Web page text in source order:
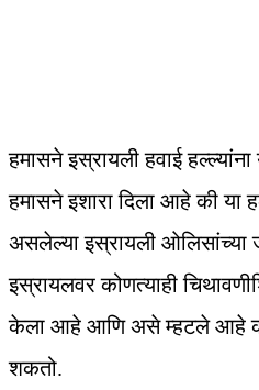
हमासने इस्रायली हवाई
हमासने इशारा दिला आहे की या
असलेल्या इस्रायली ओलिसांच्या
इस्रायलवर कोणत्याही
केला आहे आणि असे म्हटले आहे
शकतो.